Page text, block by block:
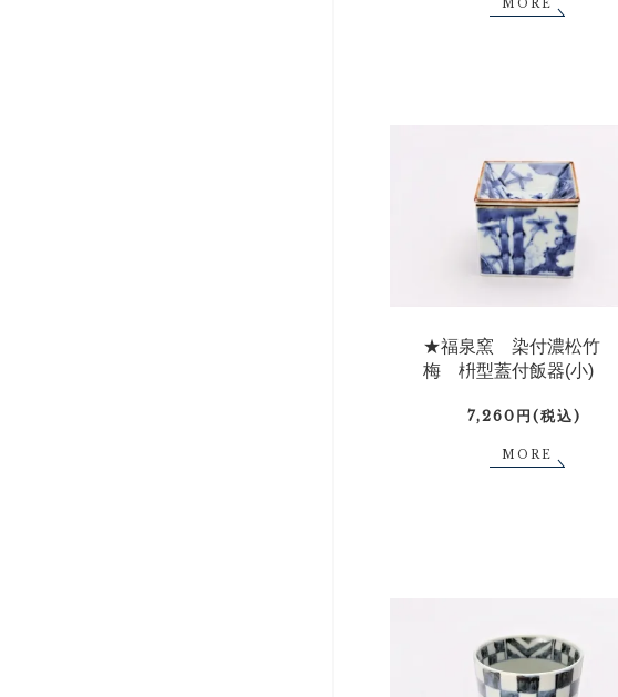
MORE
★福泉窯 染付濃松竹
梅 枡型蓋付飯器(小)
7,260円(税込)
MORE